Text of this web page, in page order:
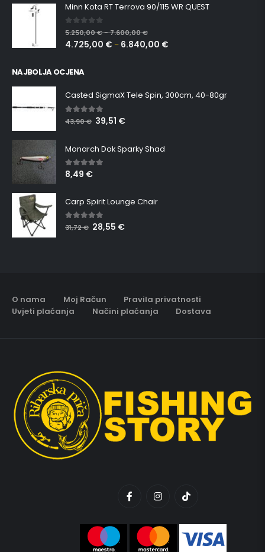
Minn Kota RT Terrova 90/115 WR QUEST
0 out of 5
5.250,00€–7.600,00€
4.725,00 € – 6.840,00 €
NAJBOLJA OCJENA
Casted SigmaX Tele Spin, 300cm, 40-80gr
5.00out of 5
43,90€ 39,51 €
Monarch Dok Sparky Shad
5.00 out of 5
8,49 €
Carp Spirit Lounge Chair
5.00 out of 5
31,72€ 28,55 €
O nama Moj Račun
Pravila privatnosti
Uvjeti plaćanja
Načini plaćanja Dostava